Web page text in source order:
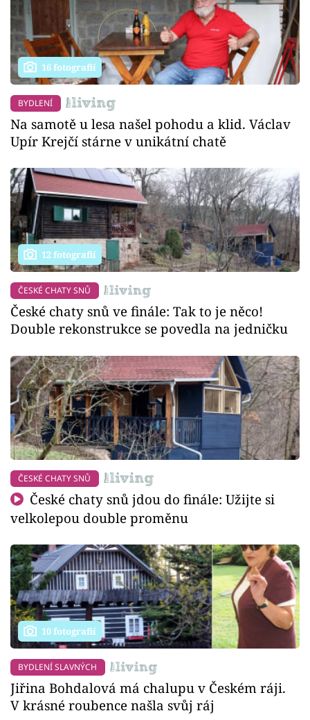
16 fotografií
BYDLENÍ
Na samotě u lesa našel pohodu a klid. Václav
Upír Krejčí stárne v unikátní chatě
12 fotografií
ČESKÉ CHATY SNŮ
České chaty snů ve finále: Tak to je něco!
Double rekonstrukce se povedla na jedničku
ČESKÉ CHATY SNŮ
České chaty snů jdou do finále: Užijte si
velkolepou double proměnu
10 fotografií
BYDLENÍ SLAVNÝCH
Jiřina Bohdalová má chalupu v Českém ráji.
V krásné roubence našla svůj ráj